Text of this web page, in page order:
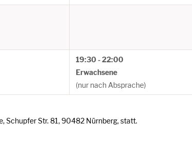
19:30 - 22:00
Erwachsene
(nur nach Absprache)
Schupfer Str. 81, 90482 Nürnberg, statt.